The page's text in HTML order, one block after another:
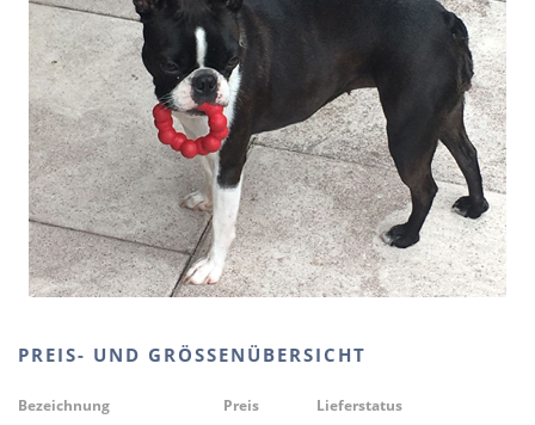
PREIS- UND GRÖSSENÜBERSICHT
Bezeichnung Preis Lieferstatus